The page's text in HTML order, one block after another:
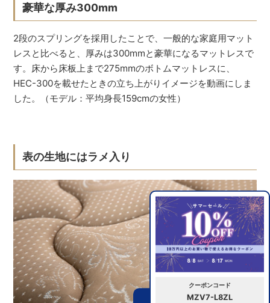
クーポンコード
MZV7-L8ZL
豪華な厚み300mm
2段のスプリングを採用したことで、一般的な家庭用マット
レスと比べると、厚みは300mmと豪華になるマットレスで
す。床から床板上まで275mmのボトムマットレスに、
HEC-300を載せたときの立ち上がりイメージを動画にしま
した。（モデル：平均身長159cmの女性）
表の生地にはラメ入り